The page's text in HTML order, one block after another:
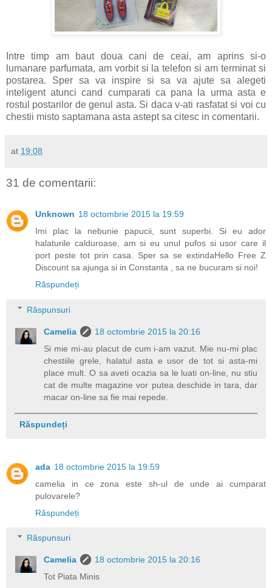
Intre timp am baut doua cani de ceai, am aprins si-o
lumanare parfumata, am vorbit si la telefon si am terminat si
postarea. Sper sa va inspire si sa va ajute sa alegeti
inteligent atunci cand cumparati ca pana la urma asta e
rostul postarilor de genul asta. Si daca v-ati rasfatat si voi cu
chestii misto saptamana asta astept sa citesc in comentarii.
at 19:08
31 de comentarii:
Unknown 18 octombrie 2015 la 19:59
Imi plac la nebunie papucii, sunt superbi. Si eu ador
halaturile calduroase, am si eu unul pufos si usor care il
port peste tot prin casa. Sper sa se extindaHello Free Z
Discount sa ajunga si in Constanta , sa ne bucuram si noi!
Răspundeți
Răspunsuri
Camelia
18 octombrie 2015 la 20:16
Si mie mi-au placut de cum i-am vazut. Mie nu-mi plac
chestiile grele, halatul asta e usor de tot si asta-mi
place mult. O sa aveti ocazia sa le luati on-line, nu stiu
cat de multe magazine vor putea deschide in tara, dar
macar on-line sa fie mai repede.
Răspundeți
ada 18 octombrie 2015 la 19:59
camelia in ce zona este sh-ul de unde ai cumparat
pulovarele?
Răspundeți
Răspunsuri
Camelia
18 octombrie 2015 la 20:16
Tot Piata Minis